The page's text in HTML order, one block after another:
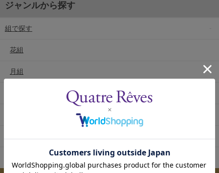
ジャンルから探す
組で探す
花組
月組